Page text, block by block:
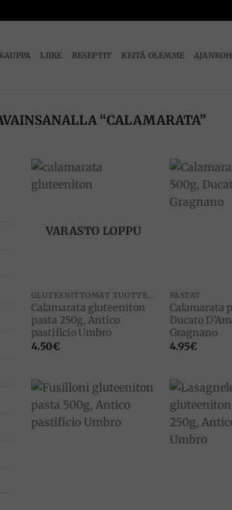
KAUPPA LIIKE RESEPTIT KEITÄ OLEMME
“CALAMARATA”
VARASTO LOPPU
GLUTEENITTOMAT TUOTTEET
Calamarata gluteeniton
pasta 250g, Antico
pastificio Umbro
4.50€
PASTAT
Calamarata
Ducato
Gragnano
4.95€
wishlist